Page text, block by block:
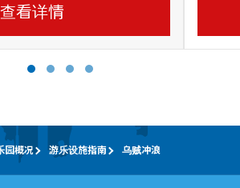
查看详情
园概况 游乐设施指南 乌贼冲浪